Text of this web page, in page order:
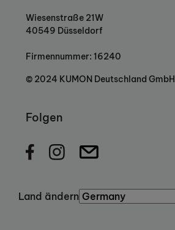
Wiesenstraße 21W
40549 Düsseldorf
Firmennummer: 16240
© 2024 KUMON Deutschland GmbH
Folgen
Land ändern